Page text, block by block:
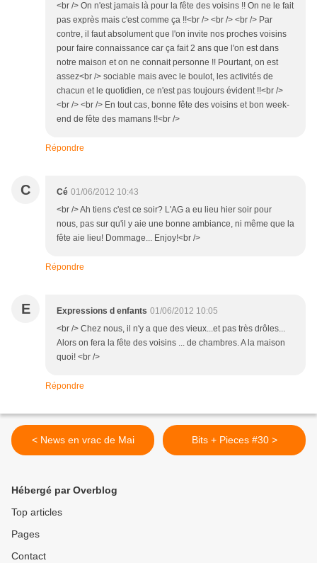
<br /> On n'est jamais là pour la fête des voisins !! On ne le fait
pas exprès mais c'est comme ça !!<br /> <br /> <br /> Par
contre, il faut absolument que l'on invite nos proches voisins
pour faire connaissance car ça fait 2 ans que l'on est dans
notre maison et on ne connait personne !! Pourtant, on est
assez<br /> sociable mais avec le boulot, les activités de
chacun et le quotidien, ce n'est pas toujours évident !!<br />
<br /> <br /> En tout cas, bonne fête des voisins et bon week-
end de fête des mamans !!<br />
Répondre
C Cé 01/06/2012 10:43
<br /> Ah tiens c'est ce soir? L'AG a eu lieu hier soir pour
nous, pas sur qu'il y aie une bonne ambiance, ni même que la
fête aie lieu! Dommage... Enjoy!<br />
Répondre
E Expressions d enfants 01/06/2012 10:05
<br /> Chez nous, il n'y a que des vieux...et pas très drôles...
Alors on fera la fête des voisins ... de chambres. A la maison
quoi! <br />
Répondre
< News en vrac de Mai Bits + Pieces #30 >
Hébergé par Overblog
Top articles
Pages
Contact